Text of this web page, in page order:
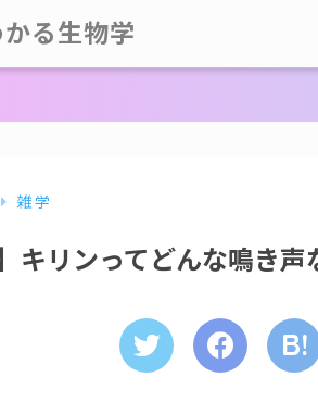
る生物学
雑学
キリンってどんな鳴き声